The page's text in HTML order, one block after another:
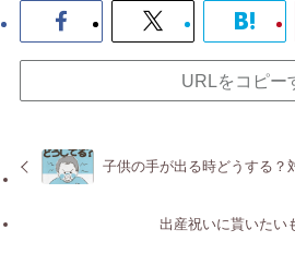
URLをコピー
子供の手が出る時どうする？
出産祝いに貰いたい